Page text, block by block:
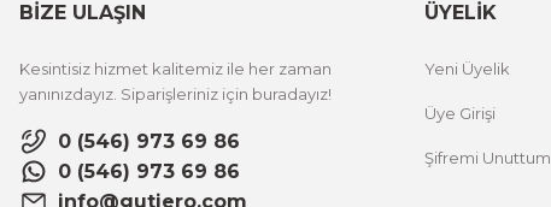
BİZE ULAŞIN
Kesintisiz hizmet kalitemiz ile her zaman
yanınızdayız. Siparişleriniz için buradayız!
0 (546) 973 69 86
0 (546) 973 69 86
info@gutiero.com
ÜYELİK
Yeni Üyelik
Üye Girişi
Şifremi Unuttum